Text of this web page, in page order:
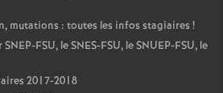
mutations : toutes les infos stagiaires !
SNEP-FSU, leSNES-FSU, leSNUEP-FSU, le
2017-2018